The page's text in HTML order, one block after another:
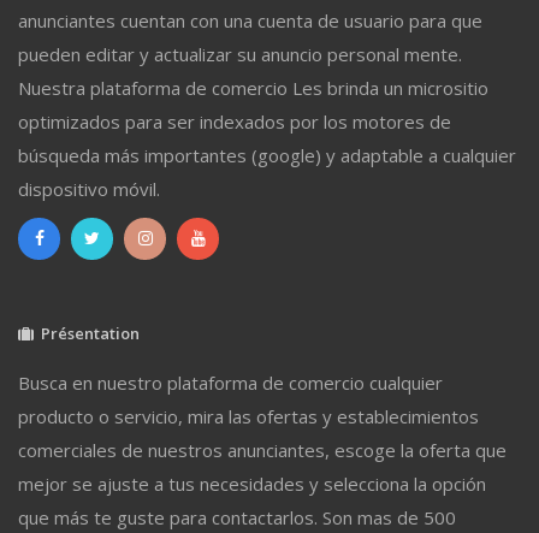
anunciantes cuentan con una cuenta de usuario para que
pueden editar y actualizar su anuncio personal mente.
Nuestra plataforma de comercio Les brinda un micrositio
optimizados para ser indexados por los motores de
búsqueda más importantes (google) y adaptable a cualquier
dispositivo móvil.
Présentation
Busca en nuestro plataforma de comercio cualquier
producto o servicio, mira las ofertas y establecimientos
comerciales de nuestros anunciantes, escoge la oferta que
mejor se ajuste a tus necesidades y selecciona la opción
que más te guste para contactarlos. Son mas de 500